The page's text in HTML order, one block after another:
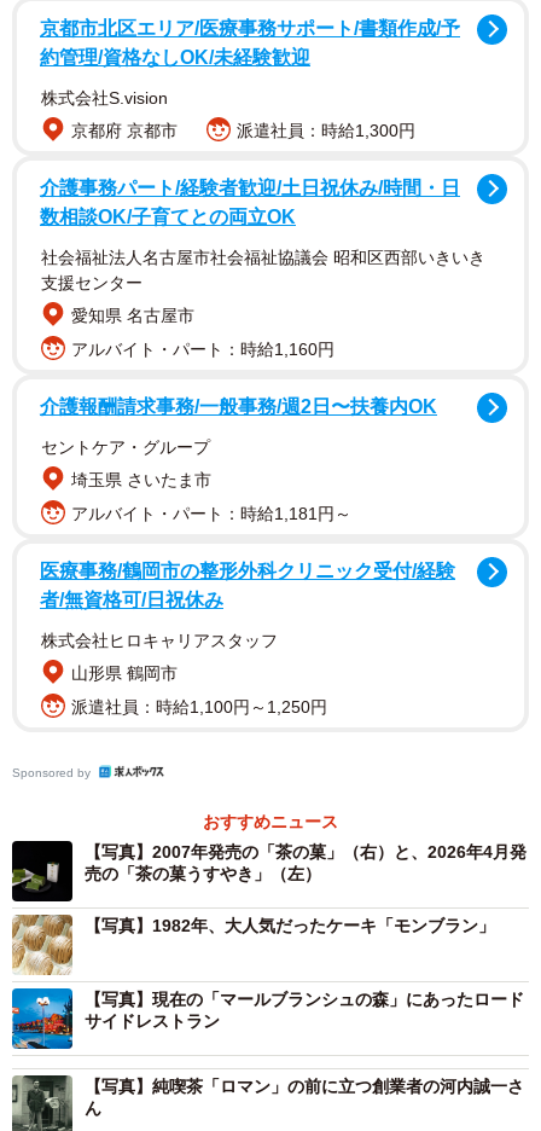
同社のスタートは、河内さんの祖父が1951年に京都市内
の三条通に開業した純喫茶「ロマン」でした。喫茶店は大
人気となり、5店舗を展開するまでになっていました。
純喫茶「ロマン」前に立つ創業者の河内誠一さん
京都市北区エリア/医療事務サポート/書類作成/予
約管理/資格なしOK/未経験歓迎
株式会社S.vision
京都府 京都市
派遣社員：時給1,300円
介護事務パート/経験者歓迎/土日祝休み/時間・日
数相談OK/子育てとの両立OK
社会福祉法人名古屋市社会福祉協議会 昭和区西部いきいき
支援センター
愛知県 名古屋市
アルバイト・パート：時給1,160円
介護報酬請求事務/一般事務/週2日〜扶養内OK
セントケア・グループ
埼玉県 さいたま市
アルバイト・パート：時給1,181円～
医療事務/鶴岡市の整形外科クリニック受付/経験
者/無資格可/日祝休み
株式会社ヒロキャリアスタッフ
山形県 鶴岡市
派遣社員：時給1,100円～1,250円
Sponsored by
おすすめニュース
【写真】2007年発売の「茶の菓」（右）と、2026年4月発
売の「茶の菓うすやき」（左）
【写真】1982年、大人気だったケーキ「モンブラン」
【写真】現在の「マールブランシュの森」にあったロード
サイドレストラン
【写真】純喫茶「ロマン」の前に立つ創業者の河内誠一さ
ん